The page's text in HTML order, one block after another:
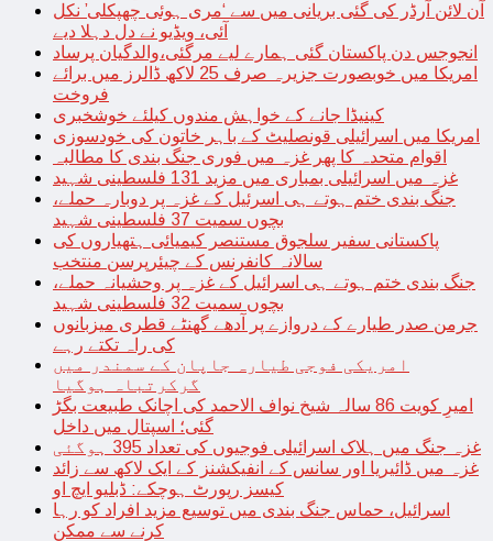
آن لائن آرڈر کی گئی بریانی میں سے ‘مری ہوئی چھپکلی’ نکل
آئی، ویڈیو نے دل دہلا دیے
انجوجس دن پاکستان گئی ہمارے لیے مرگئی،والدگیان پرساد
امریکا میں خوبصورت جزیرہ صرف 25 لاکھ ڈالرز میں برائے
فروخت
کینیڈا جانے کے خواہش مندوں کیلئے خوشخبری
امریکا میں اسرائیلی قونصلیٹ کے باہر خاتون کی خودسوزی
اقوام متحدہ کا پھر غزہ میں فوری جنگ بندی کا مطالبہ
غزہ میں اسرائیلی بمباری میں مزید 131 فلسطینی شہید
جنگ بندی ختم ہوتے ہی اسرئیل کے غزہ پر دوبارہ حملے،
بچوں سمیت 37 فلسطینی شہید
پاکستانی سفیر سلجوق مستنصر کیمیائی ہتھیاروں کی
سالانہ کانفرنس کے چیئرپرسن منتخب
جنگ بندی ختم ہوتے ہی اسرائیل کے غزہ پر وحشیانہ حملے،
بچوں سمیت 32 فلسطینی شہید
جرمن صدر طیارے کے دروازے پر آدھے گھنٹے قطری میزبانوں
کی راہ تکتے رہے
امریکی فوجی طیارہ جاپان کے سمندر میں
گرکرتباہ ہوگیا
امیرِ کویت 86 سالہ شیخ نواف الاحمد کی اچانک طبیعت بگڑ
گئی؛ اسپتال میں داخل
غزہ جنگ میں ہلاک اسرائیلی فوجیوں کی تعداد 395 ہوگئی
غزہ میں ڈائیریا اور سانس کے انفیکشنز کے ایک لاکھ سے زائد
کیسز رپورٹ ہوچکے: ڈبلیو ایچ او
اسرائیل، حماس جنگ بندی میں توسیع مزید افراد کو رہا
کرنے سے ممکن